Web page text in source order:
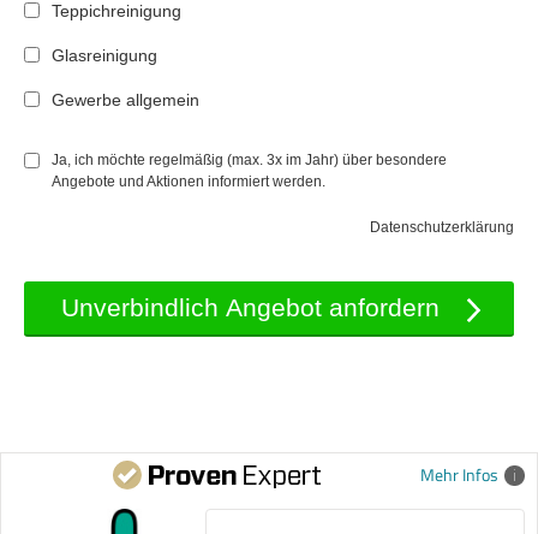
Teppichreinigung
Glasreinigung
Gewerbe allgemein
Ja, ich möchte regelmäßig (max. 3x im Jahr) über besondere
Angebote und Aktionen informiert werden.
Datenschutzerklärung
Mehr Infos